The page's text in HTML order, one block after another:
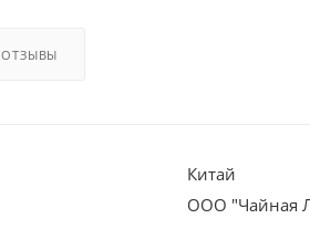
ОТЗЫВЫ
Китай
ООО "Чайная